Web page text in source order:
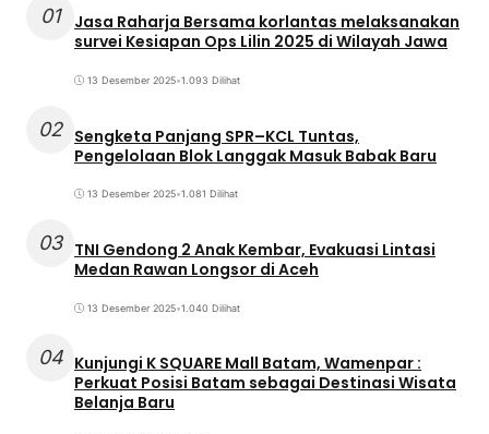
01
Jasa Raharja Bersama korlantas melaksanakan
survei Kesiapan Ops Lilin 2025 di Wilayah Jawa
13 Desember 2025•1.093 Dilihat
02 Sengketa Panjang SPR–KCL Tuntas,
Pengelolaan Blok Langgak Masuk Babak Baru
13 Desember 2025•1.081 Dilihat
03 TNI Gendong 2 Anak Kembar, Evakuasi Lintasi
Medan Rawan Longsor di Aceh
13 Desember 2025•1.040 Dilihat
04 Kunjungi K SQUARE Mall Batam, Wamenpar :
Perkuat Posisi Batam sebagai Destinasi Wisata
Belanja Baru